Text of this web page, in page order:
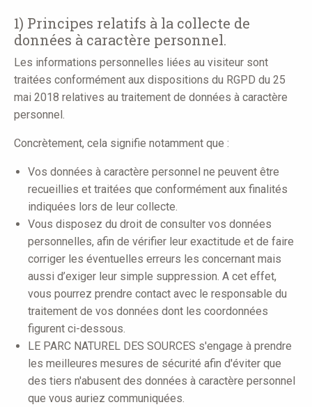
1) Principes relatifs à la collecte de
données à caractère personnel.
Les informations personnelles liées au visiteur sont
traitées conformément aux dispositions du RGPD du 25
mai 2018 relatives au traitement de données à caractère
personnel.
Concrètement, cela signifie notamment que :
Vos données à caractère personnel ne peuvent être
recueillies et traitées que conformément aux finalités
indiquées lors de leur collecte.
Vous disposez du droit de consulter vos données
personnelles, afin de vérifier leur exactitude et de faire
corriger les éventuelles erreurs les concernant mais
aussi d’exiger leur simple suppression. A cet effet,
vous pourrez prendre contact avec le responsable du
traitement de vos données dont les coordonnées
figurent ci-dessous.
LE PARC NATUREL DES SOURCES s'engage à prendre
les meilleures mesures de sécurité afin d'éviter que
des tiers n'abusent des données à caractère personnel
que vous auriez communiquées.